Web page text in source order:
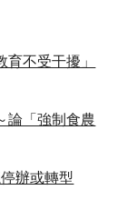
不受干擾」
論「強制食農
辦或轉型